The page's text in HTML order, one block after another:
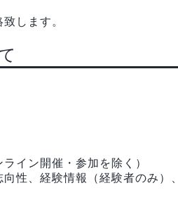
します。
イン開催・参加を除く）
性、経験情報（経験者のみ）、